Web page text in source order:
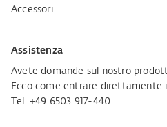
Accessori
Assistenza
Avete domande sul nostro
Ecco come entrare direttamente
Tel. +49 6503 917-440